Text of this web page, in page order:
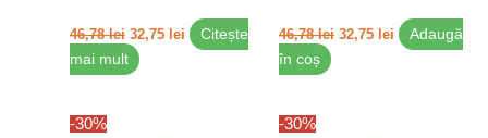
46,78lei 32,75 lei
Citește
mai mult
46,78lei 32,75 lei
Adaugă
în coș
-30% -30%